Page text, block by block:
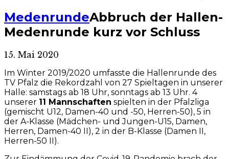
MedenrundeAbbruch der Hallen-
Medenrunde kurz vor Schluss
15. Mai 2020
Im Winter 2019/2020 umfasste die Hallenrunde des
TV Pfalz die Rekordzahl von 27 Spieltagen in unserer
Halle: samstags ab 18 Uhr, sonntags ab 13 Uhr. 4
unserer 11 Mannschaften spielten in der Pfalzliga
(gemischt U12, Damen-40 und -50, Herren-50), 5 in
der A-Klasse (Mädchen- und Jungen-U15, Damen,
Herren, Damen-40 II), 2 in der B-Klasse (Damen II,
Herren-50 II).